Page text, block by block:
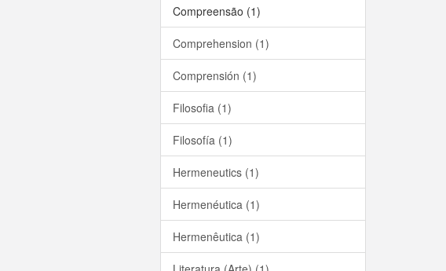
Compreensão (1)
Comprehension (1)
Comprensión (1)
Filosofia (1)
Filosofía (1)
Hermeneutics (1)
Hermenéutica (1)
Hermenêutica (1)